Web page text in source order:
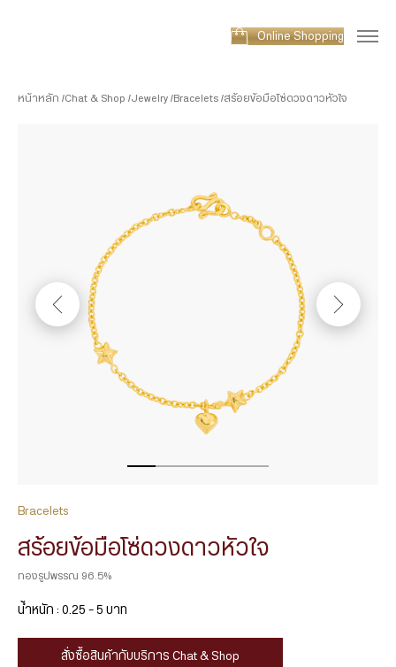
Online Shopping
หน้าหลัก Chat & Shop Jewelry Bracelets สร้อยข้อมือโซ่ดวงดาวหัวใจ
Bracelets
สร้อยข้อมือโซ่ดวงดาวหัวใจ
ทองรูปพรรณ 96.5%
น้ำหนัก : 0.25 – 5 บาท
สั่งซื้อสินค้ากับบริการ Chat & Shop